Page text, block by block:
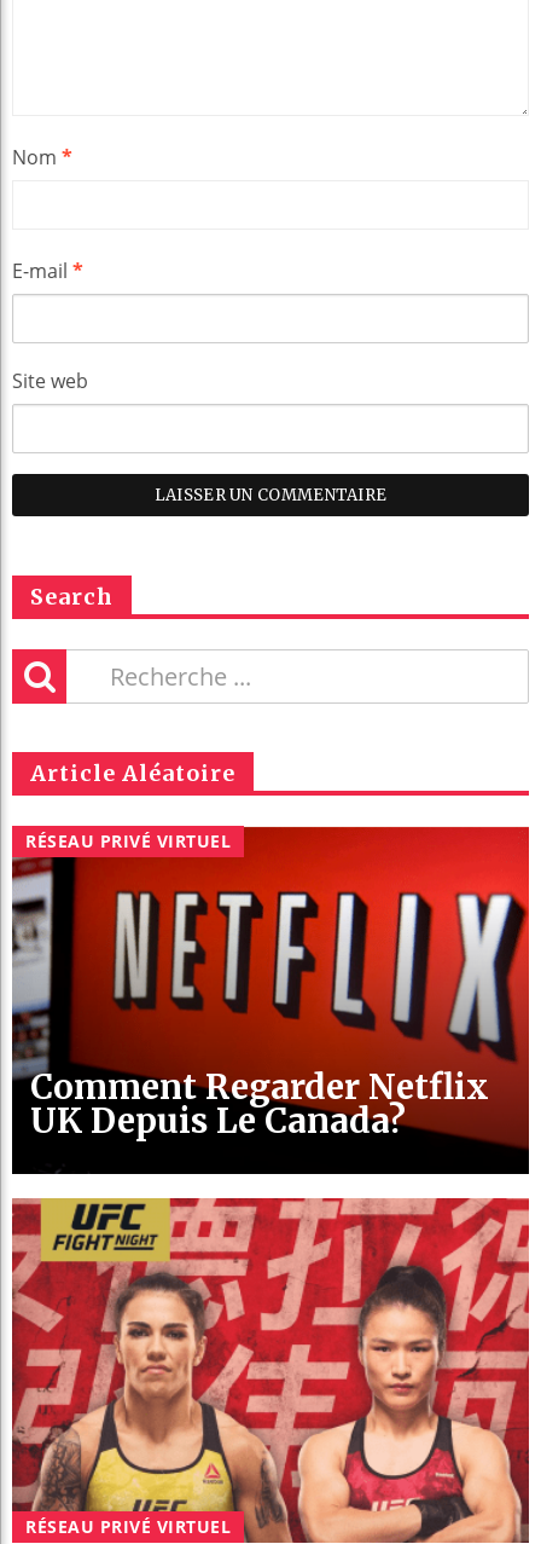
Nom *
E-mail *
Site web
Search
Article Aléatoire
RÉSEAU PRIVÉ VIRTUEL
Comment Regarder Netflix
UK Depuis Le Canada?
RÉSEAU PRIVÉ VIRTUEL